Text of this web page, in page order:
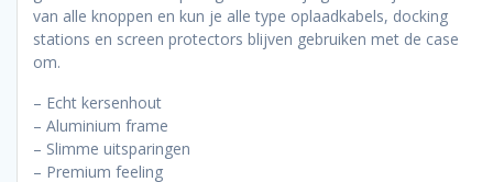
van alle knoppen en kun je alle type oplaadkabels, docking
stations en screen protectors blijven gebruiken met de case
om.
– Echt kersenhout
– Aluminium frame
– Slimme uitsparingen
– Premium feeling